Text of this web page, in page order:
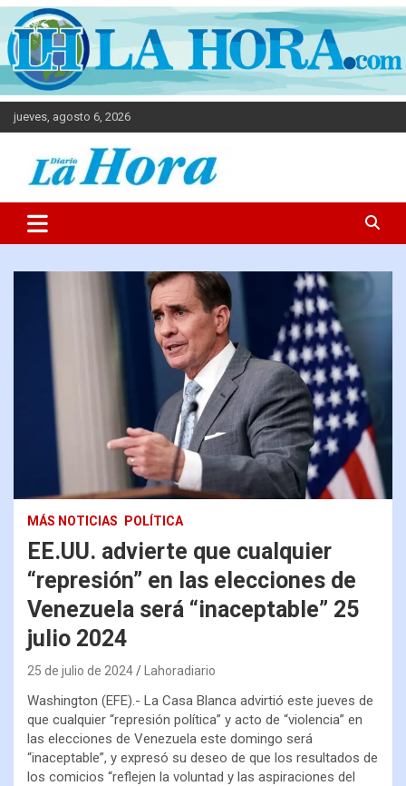
jueves, agosto 6, 2026
Diario La Hora
MÁS NOTICIAS POLÍTICA
EE.UU. advierte que cualquier
“represión” en las elecciones de
Venezuela será “inaceptable” 25
julio 2024
25 de julio de 2024 Lahoradiario
Washington (EFE).- La Casa Blanca advirtió este jueves de
que cualquier “represión política” y acto de “violencia” en
las elecciones de Venezuela este domingo será
“inaceptable”, y expresó su deseo de que los resultados de
los comicios “reflejen la voluntad y las aspiraciones del